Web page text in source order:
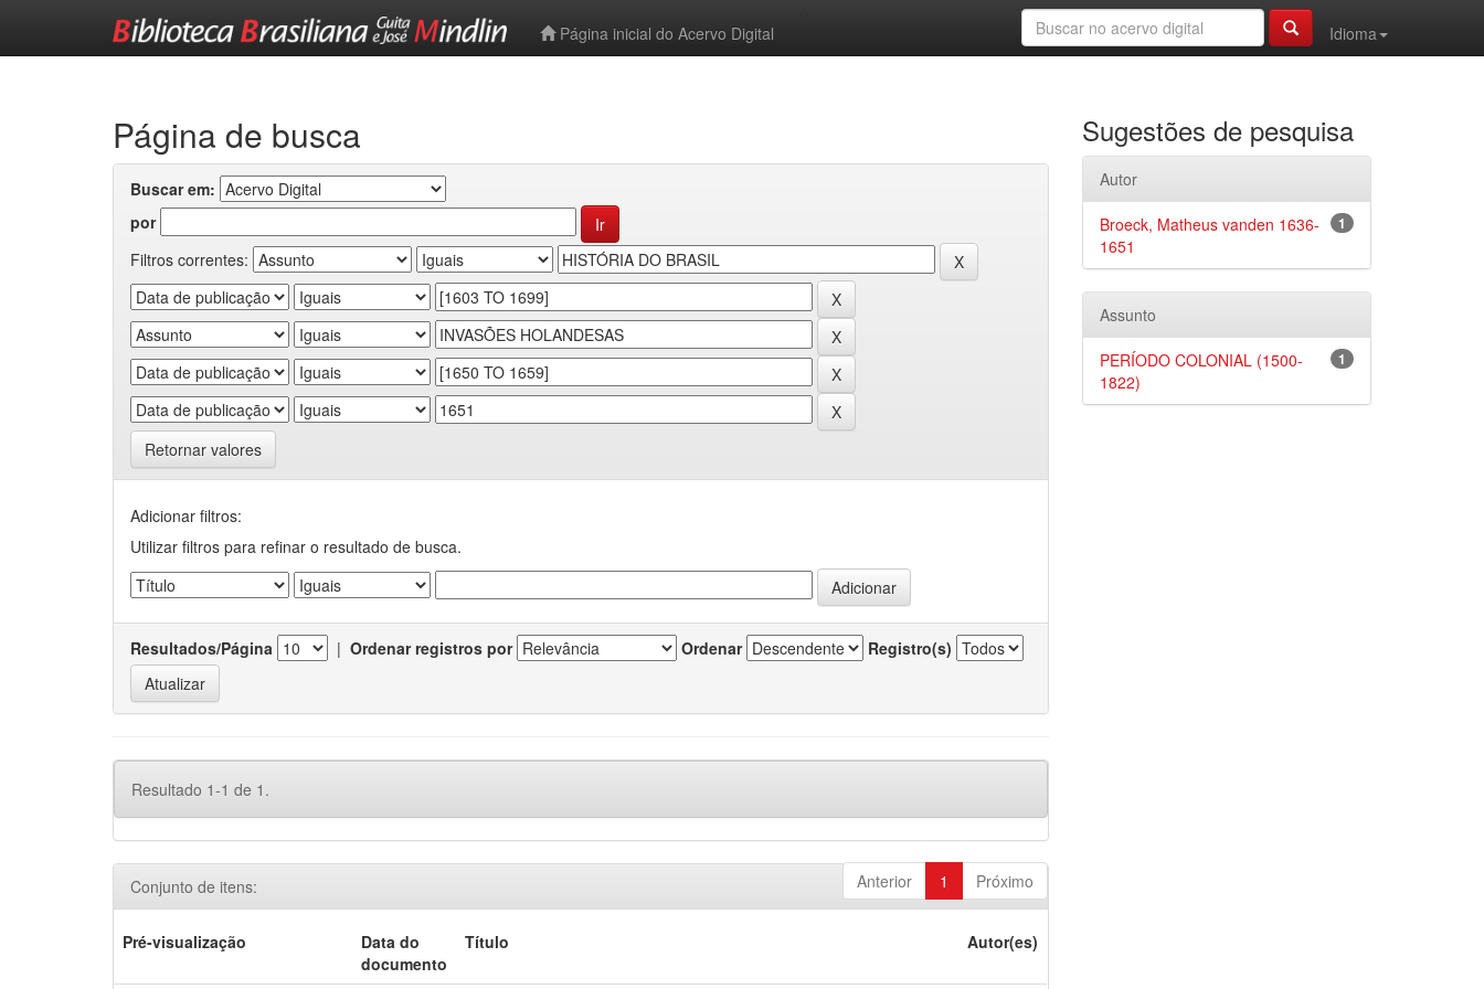
Página inicial do Acervo Digital
Idioma
Página de busca
Buscar em:
por
Filtros correntes:
Retornar valores
Adicionar filtros:
Utilizar filtros para refinar o resultado de busca.
Resultados/Página | Ordenar registros por Ordenar Registro(s)
Resultado 1-1 de 1.
Anterior 1 Próximo
Conjunto de itens:
Pré-visualização
Data do
documento
Título Autor(es)
Sugestões de pesquisa
Autor
1
Broeck, Matheus vanden 1636-
1651
Assunto
1
PERÍODO COLONIAL (1500-
1822)